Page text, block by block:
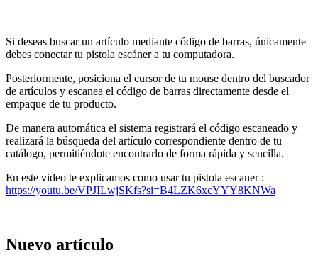
Si deseas buscar un artículo mediante código de barras, únicamente
debes conectar tu pistola escáner a tu computadora.
Posteriormente, posiciona el cursor de tu mouse dentro del buscador
de artículos y escanea el código de barras directamente desde el
empaque de tu producto.
De manera automática el sistema registrará el código escaneado y
realizará la búsqueda del artículo correspondiente dentro de tu
catálogo, permitiéndote encontrarlo de forma rápida y sencilla.
En este video te explicamos como usar tu pistola escaner :
https://youtu.be/VPJILwjSKfs?si=B4LZK6xcYYY8KNWa
Nuevo artículo